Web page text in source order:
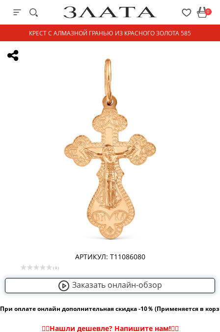
0
КРЕСТ С АЛМАЗНОЙ ГРАНЬЮ ИЗ КРАСНОГО ЗОЛОТА 585
АРТИКУЛ: Т11086080
( 0 )
Заказать онлайн-обзор
При оплате онлайн дополнительная скидка -10％ (Применяется в